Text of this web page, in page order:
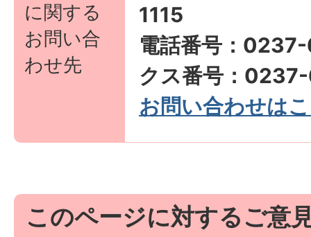
に関する
お問い合
わせ先
1115
電話番号：
クス番号：
お問い合わせは
このページに対するご意